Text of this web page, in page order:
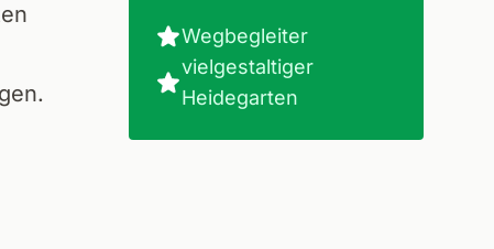
Wegbegleiter
vielgestaltiger
Heidegarten